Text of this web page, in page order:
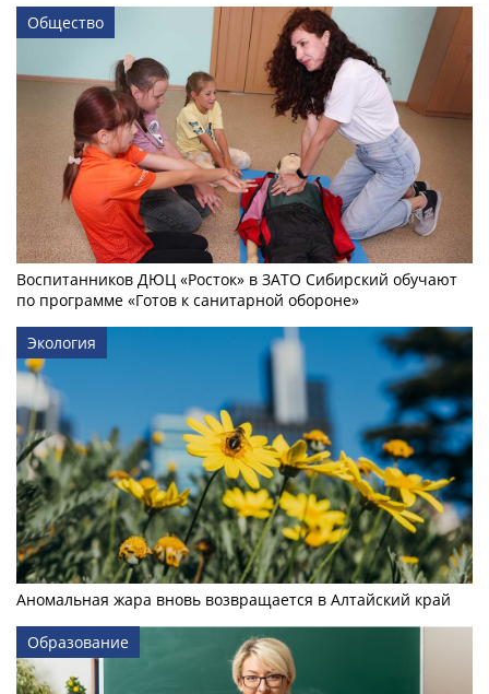
Общество
Воспитанников ДЮЦ «Росток» в ЗАТО Сибирский обучают
по программе «Готов к санитарной обороне»
Экология
Аномальная жара вновь возвращается в Алтайский край
Образование